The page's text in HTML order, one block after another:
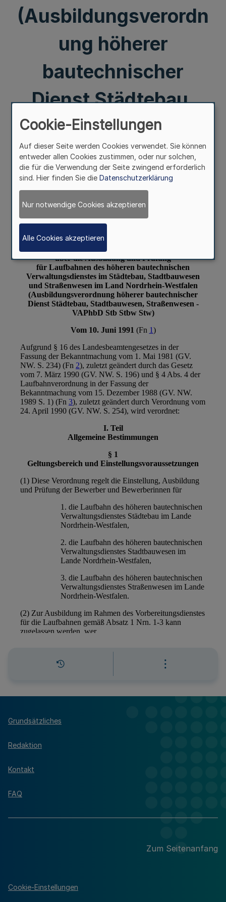
(Ausbildungsverordn
ung höherer
bautechnischer
Dienst Städtebau,
Stadtbauwesen,
Straßenwesen -
VAPhbD Stb Stbw
Stw)
Grundsätzliches
Redaktion
Kontakt
FAQ
Zum Seitenanfang
Cookie-Einstellungen
Cookie-Einstellungen
Auf dieser Seite werden Cookies verwendet. Sie können
entweder allen Cookies zustimmen, oder nur solchen,
die für die Verwendung der Seite zwingend erforderlich
sind. Hier finden Sie die Datenschutzerklärung
Nur notwendige Cookies akzeptieren
Alle Cookies akzeptieren